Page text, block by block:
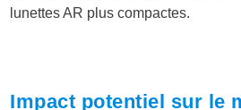
lunettes AR plus compactes.
Impact potentiel sur le